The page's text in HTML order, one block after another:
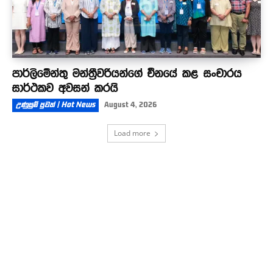
පාර්ලිමේන්තු මන්ත්‍රීවරියන්ගේ චීනයේ කළ සංචාරය
සාර්ථකව අවසන් කරයි
උණුසුම් පුවත් | Hot News August 4, 2026
Load more